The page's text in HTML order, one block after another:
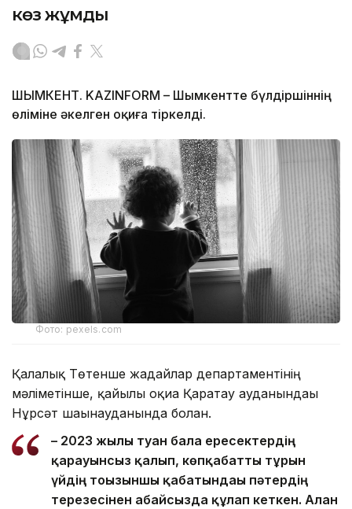
көз жұмды
ШЫМКЕНТ. KAZINFORM – Шымкентте бүлдіршіннің
өліміне әкелген оқиға тіркелді.
Фото: pexels.com
Қалалық Төтенше жағдайлар департаментінің
мәліметінше, қайғылы оқиға Қаратау ауданындағы
Нұрсәт шағынауданында болған.
– 2023 жылы туған бала ересектердің
қарауынсыз қалып, көпқабатты тұрғын
үйдің тоғызыншы қабатындағы пәтердің
терезесінен абайсызда құлап кеткен. Алған